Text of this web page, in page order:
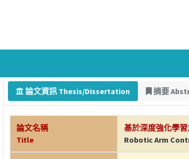
論文資訊 Thesis/Dissertation 摘要
論文名稱
Title
基於深度強化學
Robotic Arm